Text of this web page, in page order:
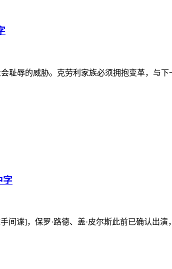
辱的威胁。克劳利家族必须拥抱变革，与下
字
谍]，保罗·路德、盖·皮尔斯此前已确认出演